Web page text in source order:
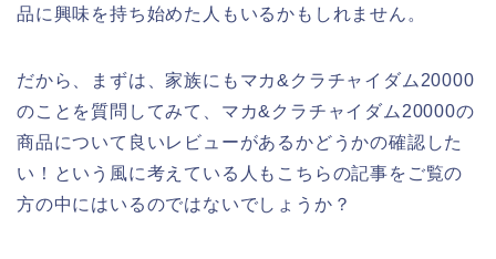
品に興味を持ち始めた人もいるかもしれません。
だから、まずは、家族にもマカ&クラチャイダム20000
のことを質問してみて、マカ&クラチャイダム20000の
商品について良いレビューがあるかどうかの確認した
い！という風に考えている人もこちらの記事をご覧の
方の中にはいるのではないでしょうか？